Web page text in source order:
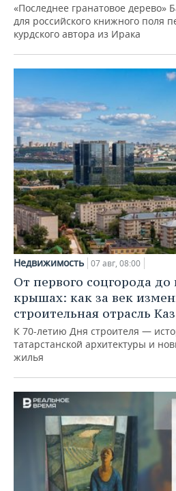
«Последнее гранатовое дерево»
для российского книжного поля
курдского автора из Ирака
Недвижимость 07 авг, 08:00
От первого соцгорода до
крышах: как за век
строительная отрасль
К 70-летию Дня строителя —
татарстанской архитектуры и
жилья